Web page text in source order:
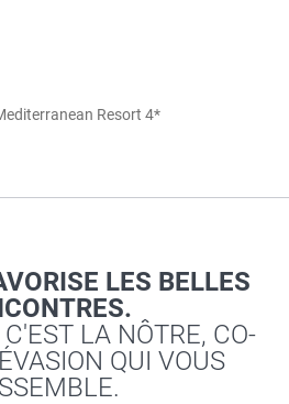
Resort 4*
LES BELLES
LA NÔTRE, CO-
QUI VOUS